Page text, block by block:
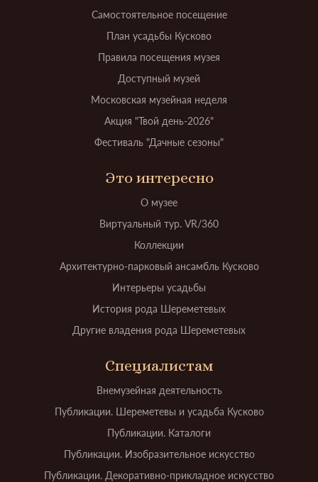
Самостоятельное посещение
План усадьбы Кусково
Правила посещения музея
Доступный музей
Московская музейная неделя
Акция "Твой день-2026"
Фестиваль "Дачные сезоны"
Это интересно
О музее
Виртуальный тур. VR/360
Коллекции
Архитектурно-парковый ансамбль Кусково
Интерьеры усадьбы
История рода Шереметевых
Другие владения рода Шереметевых
Специалистам
Внемузейная деятельность
Публикации. Шереметевы и усадьба Кусково
Публикации. Каталоги
Публикации. Изобразительное искусство
Публикации. Декоративно-прикладное искусство